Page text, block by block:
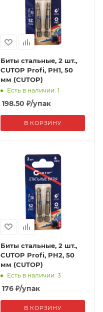
Биты стальные, 2 шт.,
CUTOP Profi, PH1, 50
мм (CUTOP)
Есть в наличии: 1
198.50 ₽/упак
В КОРЗИНУ
Биты стальные, 2 шт.,
CUTOP Profi, PH2, 50
мм (CUTOP)
Есть в наличии: 3
176₽/упак
В КОРЗИНУ